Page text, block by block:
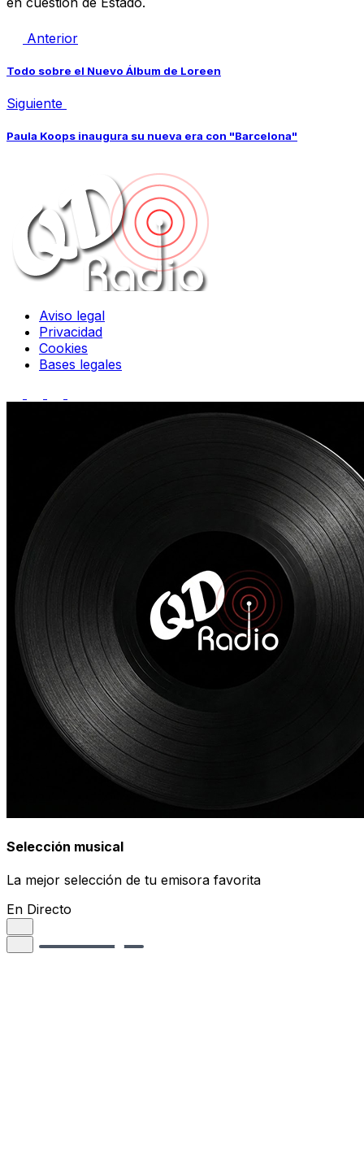
Anterior
Todo sobre el Nuevo Álbum de Loreen
Siguiente
Paula Koops inaugura su nueva era con "Barcelona"
Aviso legal
Privacidad
Cookies
Bases legales
Selección musical
La mejor selección de tu emisora favorita
En Directo